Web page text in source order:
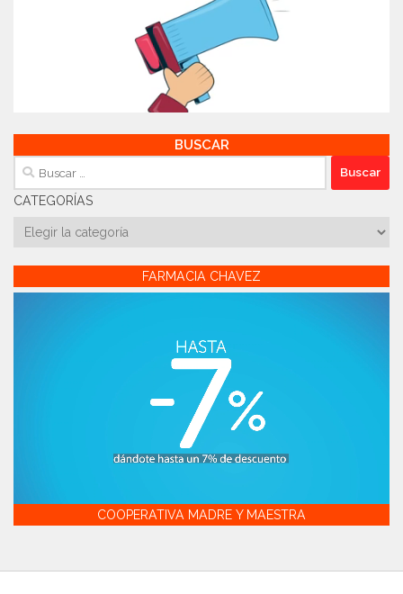
BUSCAR
Buscar:
CATEGORÍAS
Categorías
FARMACIA CHAVEZ
COOPERATIVA MADRE Y MAESTRA